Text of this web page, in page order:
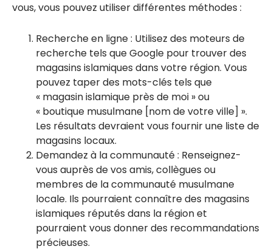
vous, vous pouvez utiliser différentes méthodes :
Recherche en ligne : Utilisez des moteurs de
recherche tels que Google pour trouver des
magasins islamiques dans votre région. Vous
pouvez taper des mots-clés tels que
« magasin islamique près de moi » ou
« boutique musulmane [nom de votre ville] ».
Les résultats devraient vous fournir une liste de
magasins locaux.
Demandez à la communauté : Renseignez-
vous auprès de vos amis, collègues ou
membres de la communauté musulmane
locale. Ils pourraient connaître des magasins
islamiques réputés dans la région et
pourraient vous donner des recommandations
précieuses.